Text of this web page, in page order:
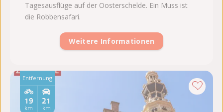
Tagesausflüge auf der Oosterschelde. Ein Muss ist
die Robbensafari.
Weitere Informationen
Entfernung
21
km
19
km